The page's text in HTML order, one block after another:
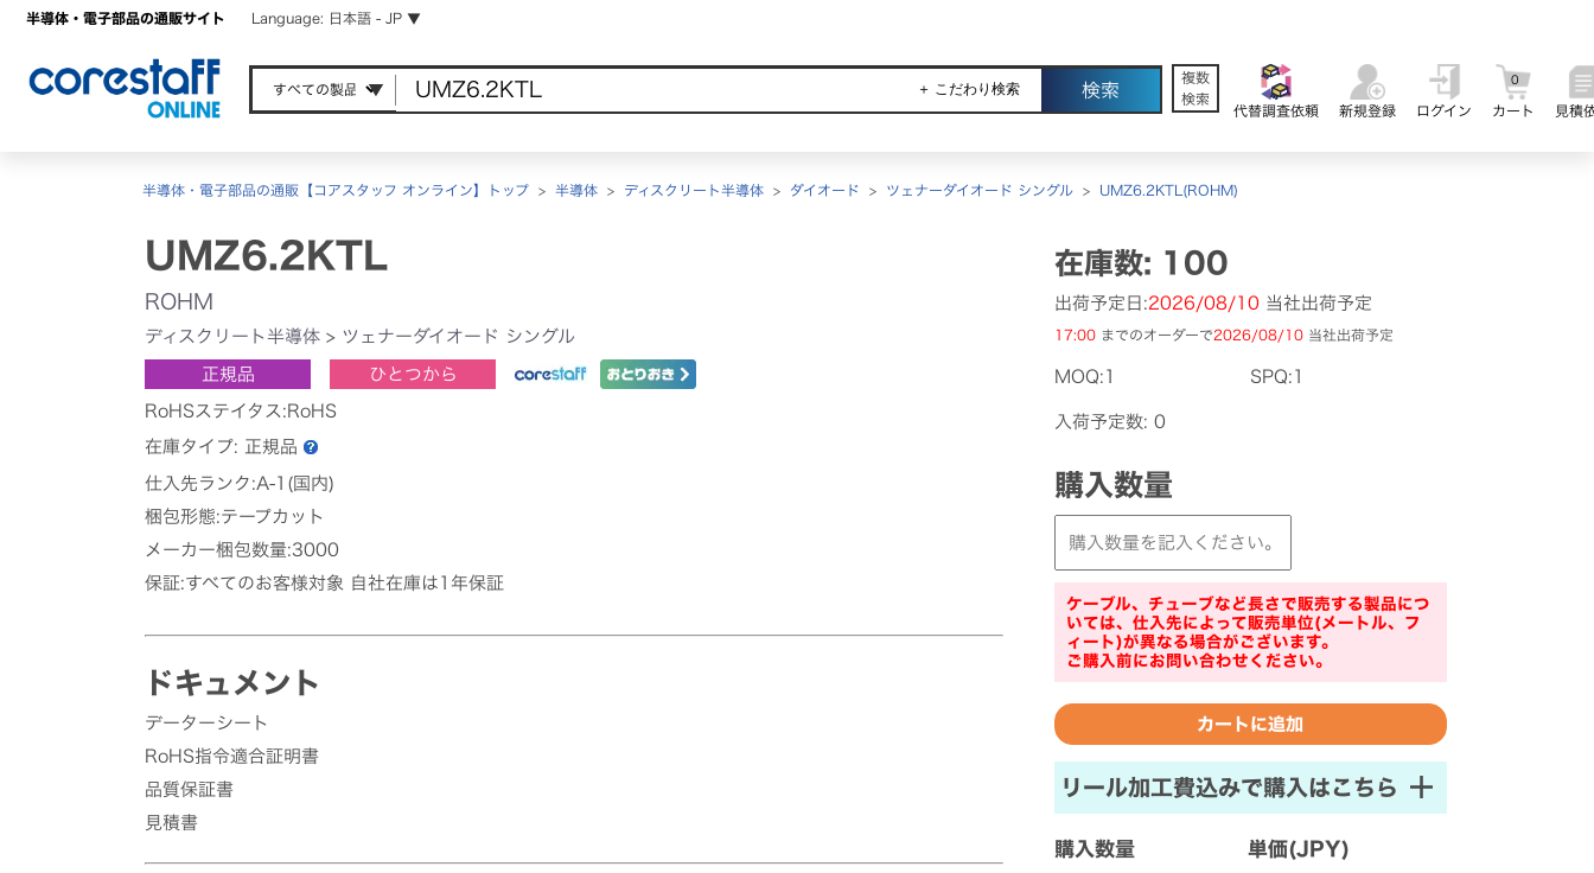
半導体・電子部品の通販サイト Language: 日本語 - JP ▼
＋ こだわり検索
複数
検索
代替調査依頼
新規登録 ログイン カート
0
見積
半導体・電子部品の通販【コアスタッフ オンライン】トップ > 半導体 > ディスクリート半導体 > ダイオード > ツェナーダイオード シングル > UMZ6.2KTL(ROHM)
UMZ6.2KTL
ROHM
ディスクリート半導体 > ツェナーダイオード シングル
正規品 ひとつから
RoHSステイタス:RoHS
在庫タイプ: 正規品
仕入先ランク:A-1(国内)
梱包形態:テープカット
メーカー梱包数量:3000
保証:すべてのお客様対象 自社在庫は1年保証
ドキュメント
データーシート
RoHS指令適合証明書
品質保証書
見積書
在庫数: 100
出荷予定日:2026/08/10当社出荷予定
17:00までのオーダーで2026/08/10当社出荷予定
MOQ:1 SPQ:1
入荷予定数: 0
購入数量
ケーブル、チューブなど長さで販売する製品につ
いては、仕入先によって販売単位(メートル、フ
ィート)が異なる場合がございます。
ご購入前にお問い合わせください。
リール加工費込みで購入はこちら
購入数量
単価(JPY)